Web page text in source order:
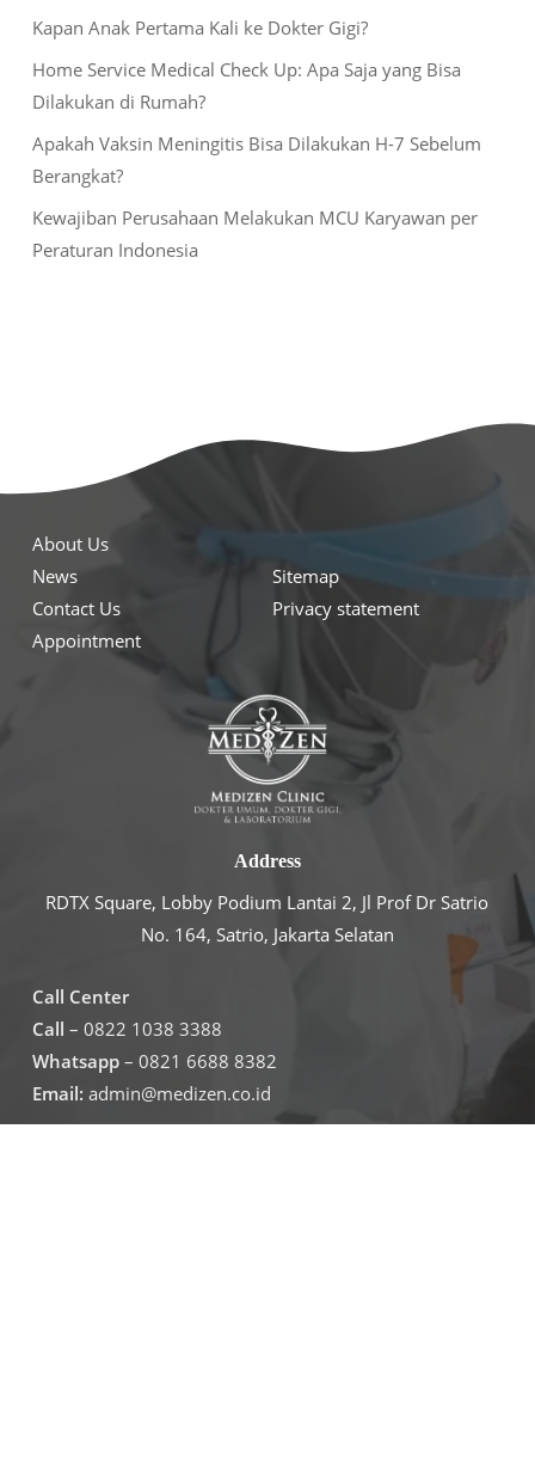
Kapan Anak Pertama Kali ke Dokter Gigi?
Home Service Medical Check Up: Apa Saja yang Bisa
Dilakukan di Rumah?
Apakah Vaksin Meningitis Bisa Dilakukan H-7 Sebelum
Berangkat?
Kewajiban Perusahaan Melakukan MCU Karyawan per
Peraturan Indonesia
About Us
News
Contact Us
Appointment
Sitemap
Privacy statement
Address
RDTX Square, Lobby Podium Lantai 2, Jl Prof Dr Satrio
No. 164, Satrio, Jakarta Selatan
Call Center
Call – 0822 1038 3388
Whatsapp – 0821 6688 8382
Email: admin@medizen.co.id